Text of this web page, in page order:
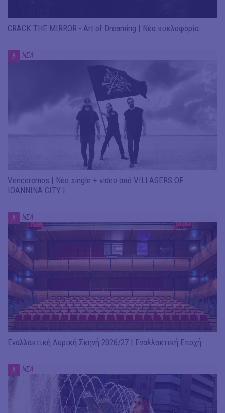
CRACK THE MIRROR - Art of Dreaming | Νέα κυκλοφορία
# ΝΕΑ
Venceremos | Νέο single + video από VILLAGERS OF
IOANNINA CITY |
# ΝΕΑ
Εναλλακτική Λυρική Σκηνή 2026/27 | Εναλλακτική Εποχή
# ΝΕΑ